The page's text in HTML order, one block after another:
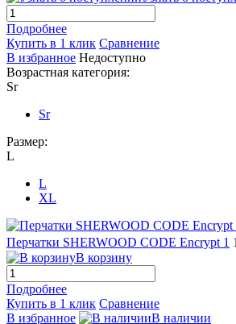
Подробнее
Купить в 1 клик Сравнение
В избранное Недоступно
Возрастная категория:
Sr
Sr
Размер:
L
L
XL
Перчатки SHERWOOD CODE Encrypt 1
В корзину
Подробнее
Купить в 1 клик Сравнение
В избранное
В наличии